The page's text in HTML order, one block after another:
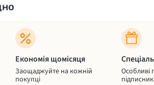
Економія щомісяця
Заощаджуйте на кожній
покупці
Особливі